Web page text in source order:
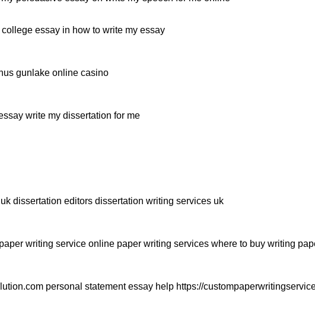
essay in how to write my essay
gunlake online casino
write my dissertation for me
dissertation editors dissertation writing services uk
writing service online paper writing services where to buy writing
personal statement essay help https://